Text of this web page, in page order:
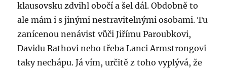
klausovsku zdvihl obočí a šel dál. Obdobně to
ale mám i s jinými nestravitelnými osobami. Tu
zanícenou nenávist vůči Jiřímu Paroubkovi,
Davidu Rathovi nebo třeba Lanci Armstrongovi
taky nechápu. Já vím, určitě z toho vyplývá, že